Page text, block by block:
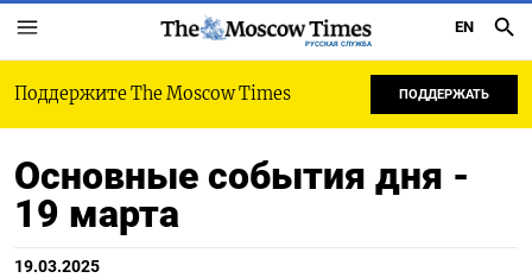
РУССКАЯ СЛУЖБА
EN
Поддержите The Moscow Times ПОДДЕРЖАТЬ
Основные события дня -
19 марта
19.03.2025